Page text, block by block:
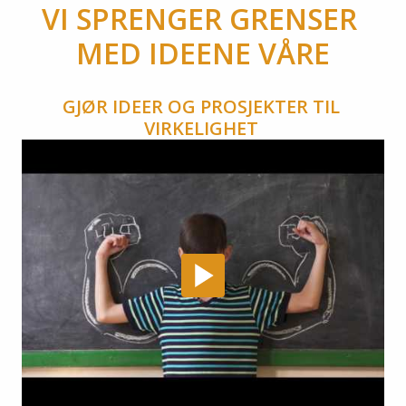
VI SPRENGER GRENSER
MED IDEENE VÅRE
GJØR IDEER OG PROSJEKTER TIL
VIRKELIGHET